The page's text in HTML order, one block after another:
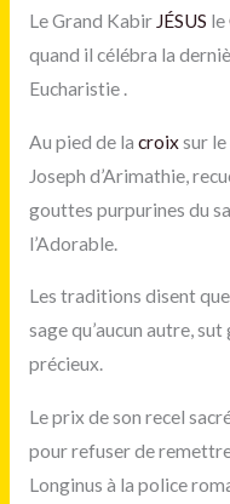
Le Grand Kabir JÉSUS le
quand il célébra la
Eucharistie .
Au pied de la croixsur le
Joseph d’Arimathie,
gouttes purpurines du
l’Adorable.
Les traditions disent
sage qu’aucun autre,
précieux.
Le prix de son recel
pour refuser de
Longinus à la police